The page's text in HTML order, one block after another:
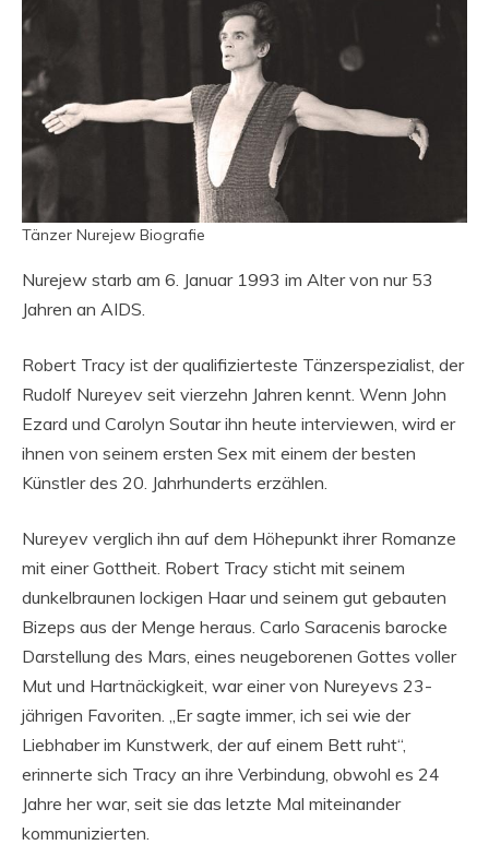
Tänzer Nurejew Biografie
Nurejew starb am 6. Januar 1993 im Alter von nur 53
Jahren an AIDS.
Robert Tracy ist der qualifizierteste Tänzerspezialist, der
Rudolf Nureyev seit vierzehn Jahren kennt. Wenn John
Ezard und Carolyn Soutar ihn heute interviewen, wird er
ihnen von seinem ersten Sex mit einem der besten
Künstler des 20. Jahrhunderts erzählen.
Nureyev verglich ihn auf dem Höhepunkt ihrer Romanze
mit einer Gottheit. Robert Tracy sticht mit seinem
dunkelbraunen lockigen Haar und seinem gut gebauten
Bizeps aus der Menge heraus. Carlo Saracenis barocke
Darstellung des Mars, eines neugeborenen Gottes voller
Mut und Hartnäckigkeit, war einer von Nureyevs 23-
jährigen Favoriten. „Er sagte immer, ich sei wie der
Liebhaber im Kunstwerk, der auf einem Bett ruht“,
erinnerte sich Tracy an ihre Verbindung, obwohl es 24
Jahre her war, seit sie das letzte Mal miteinander
kommunizierten.